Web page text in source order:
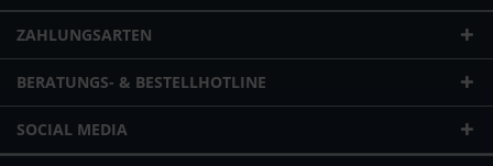
ZAHLUNGSARTEN
BERATUNGS- & BESTELLHOTLINE
SOCIAL MEDIA